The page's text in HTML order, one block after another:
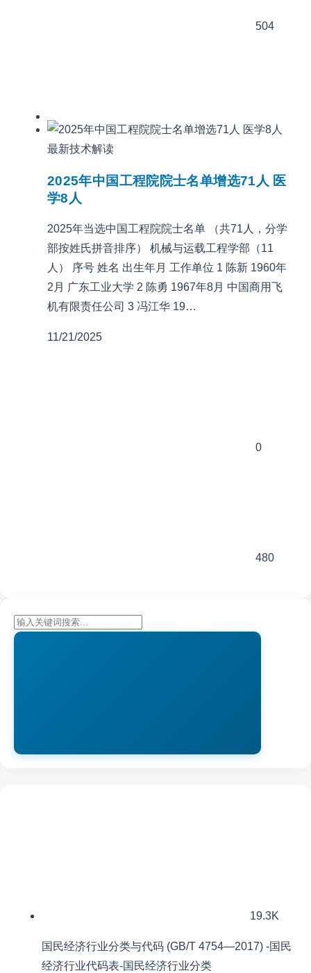
504
最新技术解读
2025年中国工程院院士名单增选71人 医
学8人
2025年当选中国工程院院士名单 （共71人，分学
部按姓氏拼音排序） 机械与运载工程学部（11
人） 序号 姓名 出生年月 工作单位 1 陈新 1960年
2月 广东工业大学 2 陈勇 1967年8月 中国商用飞
机有限责任公司 3 冯江华 19…
11/21/2025
0
480
19.3K
国民经济行业分类与代码 (GB/T 4754—2017) -国民
经济行业代码表-国民经济行业分类